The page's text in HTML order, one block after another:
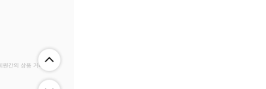
간의 상품 거래 정보